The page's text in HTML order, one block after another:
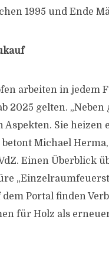
1995 und Ende
arbeiten in jedem
2025 gelten.
Aspekten. Sie
Michael
Einen Überblick
Portal finden
für Holz als